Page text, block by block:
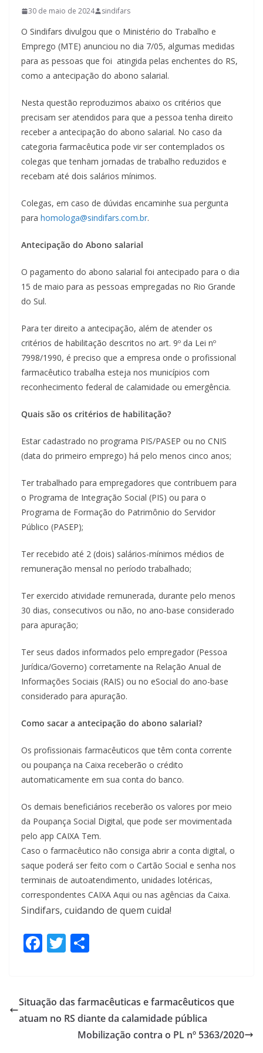
30 de maio de 2024 sindifars
O Sindifars divulgou que o Ministério do Trabalho e
Emprego (MTE) anunciou no dia 7/05, algumas medidas
para as pessoas que foi atingida pelas enchentes do RS,
como a antecipação do abono salarial.
Nesta questão reproduzimos abaixo os critérios que
precisam ser atendidos para que a pessoa tenha direito
receber a antecipação do abono salarial. No caso da
categoria farmacêutica pode vir ser contemplados os
colegas que tenham jornadas de trabalho reduzidos e
recebam até dois salários mínimos.
Colegas, em caso de dúvidas encaminhe sua pergunta
para homologa@sindifars.com.br.
Antecipação do Abono salarial
O pagamento do abono salarial foi antecipado para o dia
15 de maio para as pessoas empregadas no Rio Grande
do Sul.
Para ter direito a antecipação, além de atender os
critérios de habilitação descritos no art. 9º da Lei nº
7998/1990, é preciso que a empresa onde o profissional
farmacêutico trabalha esteja nos municípios com
reconhecimento federal de calamidade ou emergência.
Quais são os critérios de habilitação?
Estar cadastrado no programa PIS/PASEP ou no CNIS
(data do primeiro emprego) há pelo menos cinco anos;
Ter trabalhado para empregadores que contribuem para
o Programa de Integração Social (PIS) ou para o
Programa de Formação do Patrimônio do Servidor
Público (PASEP);
Ter recebido até 2 (dois) salários-mínimos médios de
remuneração mensal no período trabalhado;
Ter exercido atividade remunerada, durante pelo menos
30 dias, consecutivos ou não, no ano-base considerado
para apuração;
Ter seus dados informados pelo empregador (Pessoa
Jurídica/Governo) corretamente na Relação Anual de
Informações Sociais (RAIS) ou no eSocial do ano-base
considerado para apuração.
Como sacar a antecipação do abono salarial?
Os profissionais farmacêuticos que têm conta corrente
ou poupança na Caixa receberão o crédito
automaticamente em sua conta do banco.
Os demais beneficiários receberão os valores por meio
da Poupança Social Digital, que pode ser movimentada
pelo app CAIXA Tem.
Caso o farmacêutico não consiga abrir a conta digital, o
saque poderá ser feito com o Cartão Social e senha nos
terminais de autoatendimento, unidades lotéricas,
correspondentes CAIXA Aqui ou nas agências da Caixa.
Sindifars, cuidando de quem cuida!
F
b
o
T
er e
Situação das farmacêuticas e farmacêuticos que
atuam no RS diante da calamidade pública
Mobilização contra o PL nº 5363/2020